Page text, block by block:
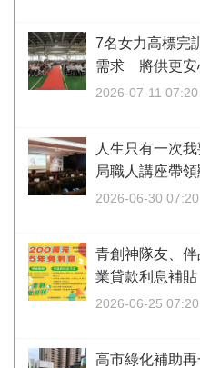
7名女力高標完
需求 將供更安
2026-07-11 07:20
人生只有一次
局職人講座帶
2026-06-30 07:20
青創神隊友、
業貸款利息補
2026-06-25 07:20
高市綠化補助